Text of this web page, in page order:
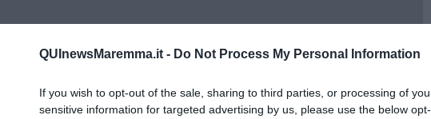
QUInewsMaremma.it - Do Not Process My Personal Information
If you wish to opt-out of the sale, sharing to third parties, or processing of
sensitive information for targeted advertising by us, please use the below
sparso